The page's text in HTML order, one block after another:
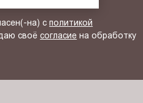
на) сполитикой
своёсогласие на обработку